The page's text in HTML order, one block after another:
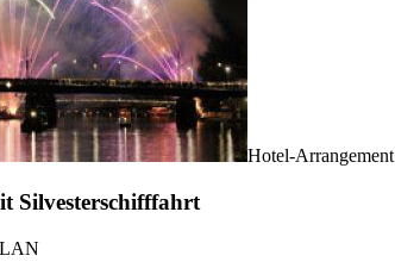
Hotel-Arrangement
Silvesterschifffahrt